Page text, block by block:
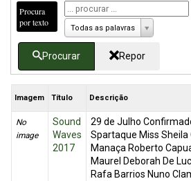
Procura
por texto
Todas as palavras
Procurar Repor
Imagem Título Descrição
No
image
Sound
Waves
2017
29 de Julho
Spartaque Miss Sheila
Manaça Roberto
Maurel Deborah De
Rafa Barrios Nuno